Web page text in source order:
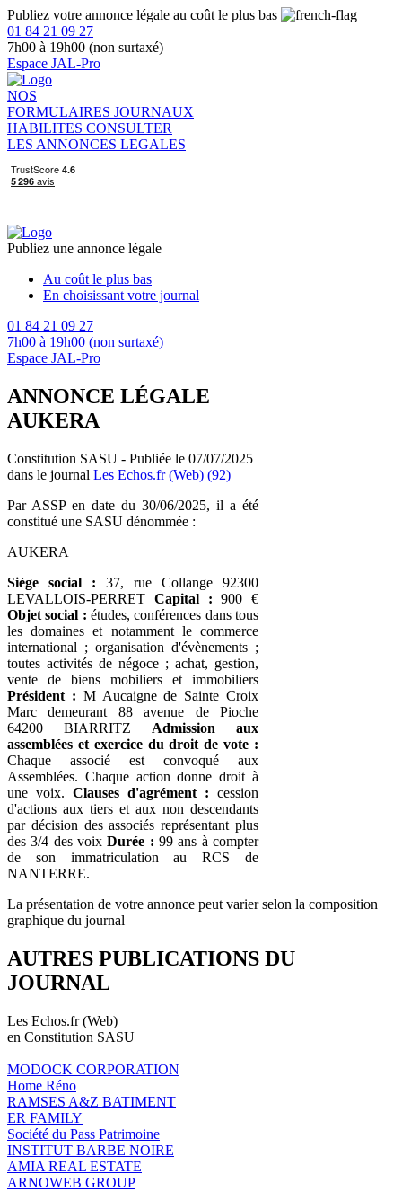
Publiez votre annonce légale au coût le plus bas
01 84 21 09 27
7h00 à 19h00 (non surtaxé)
Espace JAL-Pro
NOS
FORMULAIRES JOURNAUX
HABILITES CONSULTER
LES ANNONCES LEGALES
Publiez une annonce légale
Au coût le plus bas
En choisissant votre journal
01 84 21 09 27
7h00 à 19h00 (non surtaxé)
Espace JAL-Pro
ANNONCE LÉGALE
AUKERA
Constitution SASU - Publiée le 07/07/2025
dans le journal Les Echos.fr (Web) (92)
Par ASSP en date du 30/06/2025, il a été
constitué une SASU dénommée :
AUKERA
Siège social : 37, rue Collange 92300
LEVALLOIS-PERRET Capital : 900 €
Objet social : études, conférences dans tous
les domaines et notamment le commerce
international ; organisation d'évènements ;
toutes activités de négoce ; achat, gestion,
vente de biens mobiliers et immobiliers
Président : M Aucaigne de Sainte Croix
Marc demeurant 88 avenue de Pioche
64200 BIARRITZ Admission aux
assemblées et exercice du droit de vote :
Chaque associé est convoqué aux
Assemblées. Chaque action donne droit à
une voix. Clauses d'agrément : cession
d'actions aux tiers et aux non descendants
par décision des associés représentant plus
des 3/4 des voixDurée : 99 ans à compter
de son immatriculation au RCS de
NANTERRE.
La présentation de votre annonce peut varier selon la composition
graphique du journal
AUTRES PUBLICATIONS DU
JOURNAL
Les Echos.fr (Web)
en Constitution SASU
MODOCK CORPORATION
Home Réno
RAMSES A&Z BATIMENT
ER FAMILY
Société du Pass Patrimoine
INSTITUT BARBE NOIRE
AMIA REAL ESTATE
ARNOWEB GROUP